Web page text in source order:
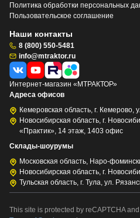
Политика обработки персональных
Пользовательское соглашение
Наши контакты
8 (800) 550-5481
info@mtraktor.ru
Интернет-магазин «МТРАКТОР»
Адреса офисов
Кемеровская область, г. Кемерово,
Новосибирская область, г.
«Практик», 14 этаж, 1403 офис
Склады-шоурумы
Московская область, Наро-
Новосибирская область, г.
Тульская область, г. Тула, ул.
This site is protected by reCAPTCHA